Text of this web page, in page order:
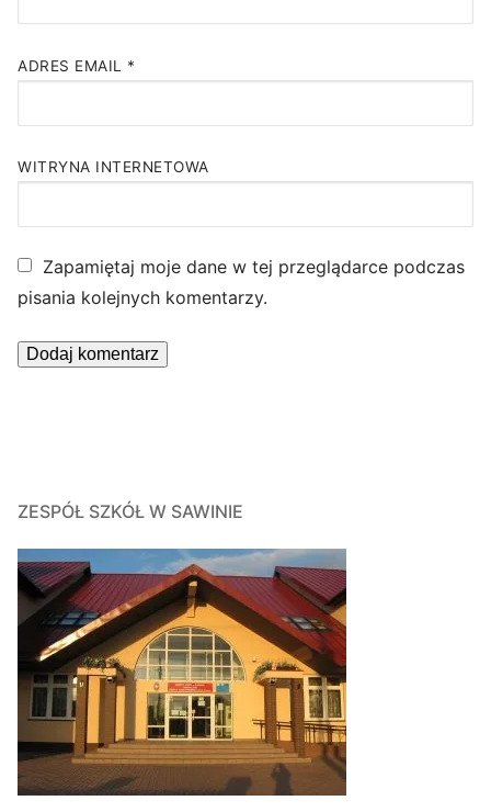
ADRES EMAIL *
WITRYNA INTERNETOWA
Zapamiętaj moje dane w tej przeglądarce podczas
pisania kolejnych komentarzy.
ZESPÓŁ SZKÓŁ W SAWINIE